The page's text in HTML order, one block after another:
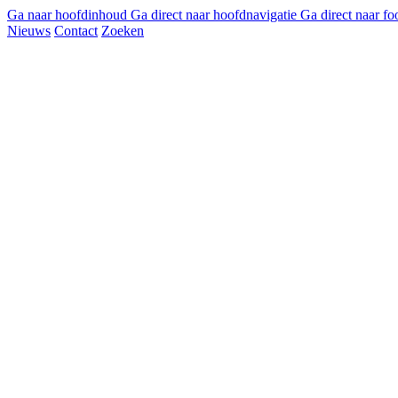
Ga naar hoofdinhoud Ga direct naar hoofdnavigatie Ga direct naar
Nieuws Contact Zoeken